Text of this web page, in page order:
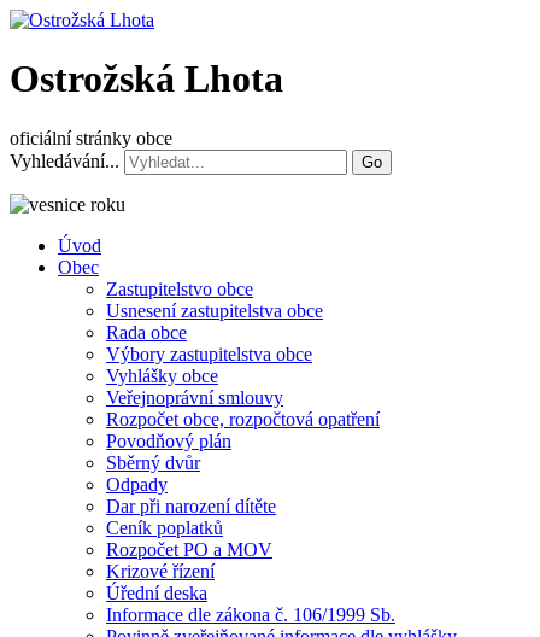
Ostrožská Lhota
oficiální stránky obce
Vyhledávání...
Go
Úvod
Obec
Zastupitelstvo obce
Usnesení zastupitelstva obce
Rada obce
Výbory zastupitelstva obce
Vyhlášky obce
Veřejnoprávní smlouvy
Rozpočet obce, rozpočtová opatření
Povodňový plán
Sběrný dvůr
Odpady
Dar při narození dítěte
Ceník poplatků
Rozpočet PO a MOV
Krizové řízení
Úřední deska
Informace dle zákona č. 106/1999 Sb.